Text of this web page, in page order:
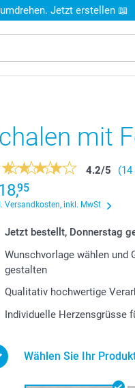
Jetzt erstellen 📖
mit
4.2/5
18,95
Versandkosten, inkl. MwSt
Jetzt bestellt, Donnerstag
Wunschvorlage wählen und
gestalten
Qualitativ hochwertige
Individuelle Herzensgrüsse
Wählen Sie Ihr